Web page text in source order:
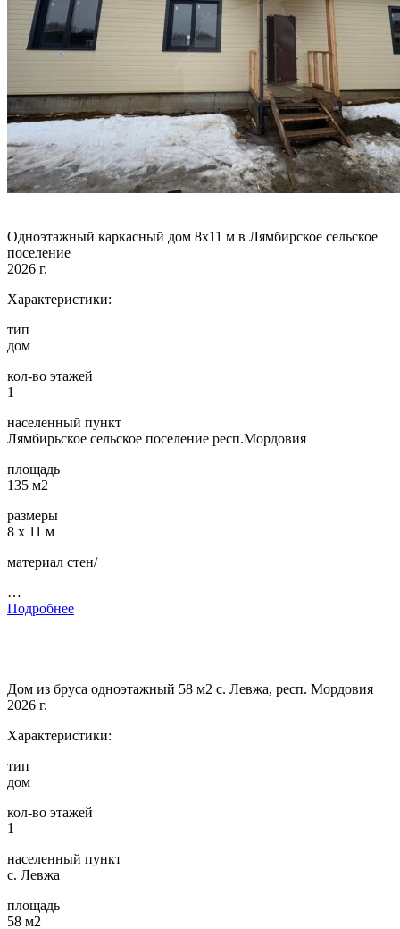
Одноэтажный каркасный дом 8х11 м в Лямбирское сельское
поселение
2026 г.
Характеристики:
тип
дом
кол-во этажей
1
населенный пункт
Лямбирьское сельское поселение респ.Мордовия
площадь
135 м2
размеры
8 х 11 м
материал стен/
…
Подробнее
Дом из бруса одноэтажный 58 м2 с. Левжа, респ. Мордовия
2026 г.
Характеристики:
тип
дом
кол-во этажей
1
населенный пункт
с. Левжа
площадь
58 м2